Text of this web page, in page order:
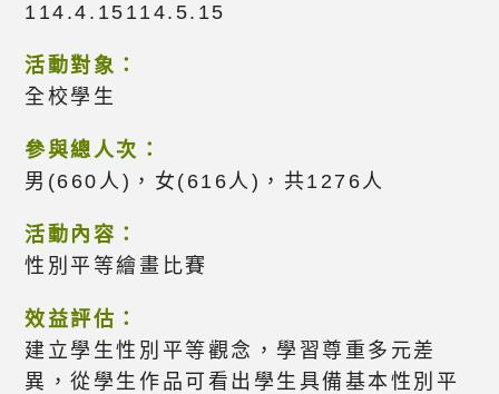
114.4.15114.5.15
活動對象：
全校學生
參與總人次：
男(660人)，女(616人)，共1276人
活動內容：
性別平等繪畫比賽
效益評估：
建立學生性別平等觀念，學習尊重多元差
異，從學生作品可看出學生具備基本性別平